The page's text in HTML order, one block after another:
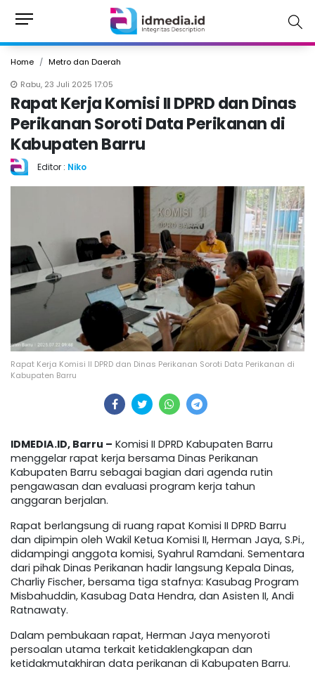
Home
Metro dan Daerah
Rabu, 23 Juli 2025 17:05
Rapat Kerja Komisi II DPRD dan Dinas
Perikanan Soroti Data Perikanan di
Kabupaten Barru
Editor : Niko
Rapat Kerja Komisi II DPRD dan Dinas Perikanan Soroti Data Perikanan di
Kabupaten Barru
IDMEDIA.ID, Barru – Komisi II DPRD Kabupaten Barru
menggelar rapat kerja bersama Dinas Perikanan
Kabupaten Barru sebagai bagian dari agenda rutin
pengawasan dan evaluasi program kerja tahun
anggaran berjalan.
Rapat berlangsung di ruang rapat Komisi II DPRD Barru
dan dipimpin oleh Wakil Ketua Komisi II, Herman Jaya, S.Pi.,
didampingi anggota komisi, Syahrul Ramdani. Sementara
dari pihak Dinas Perikanan hadir langsung Kepala Dinas,
Charliy Fischer, bersama tiga stafnya: Kasubag Program
Misbahuddin, Kasubag Data Hendra, dan Asisten II, Andi
Ratnawaty.
Dalam pembukaan rapat, Herman Jaya menyoroti
persoalan utama terkait ketidaklengkapan dan
ketidakmutakhiran data perikanan di Kabupaten Barru.